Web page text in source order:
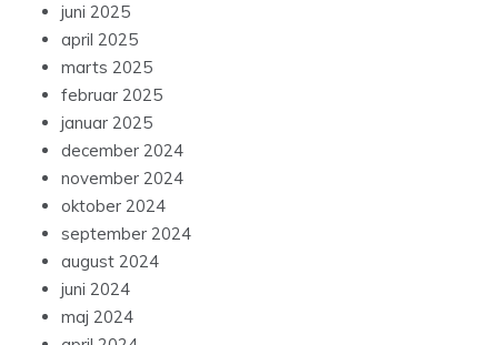
juni 2025
april 2025
marts 2025
februar 2025
januar 2025
december 2024
november 2024
oktober 2024
september 2024
august 2024
juni 2024
maj 2024